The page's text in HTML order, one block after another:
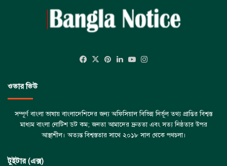
Facebook
X Pinterest
LinkedInYouTube
ওভার ভিউ
সম্পূর্ণ বাংলা ভাষায় বাংলাদেশিদের জন্য অফিসিয়াল বিভিন্ন নির্ভূল তথ্য প্রাপ্তির বিশ্বস্ত
মাধ্যম বাংলা নোটিশ ডট কম; জনতা আমাদের দ্রুততা এবং সত্য নিষ্ঠতার উপর
আস্থাশীল। অত্যন্ত বিশ্বস্ততার সাথে ২০১৮ সাল থেকে পথচলা।
টুইটার (এক্স)